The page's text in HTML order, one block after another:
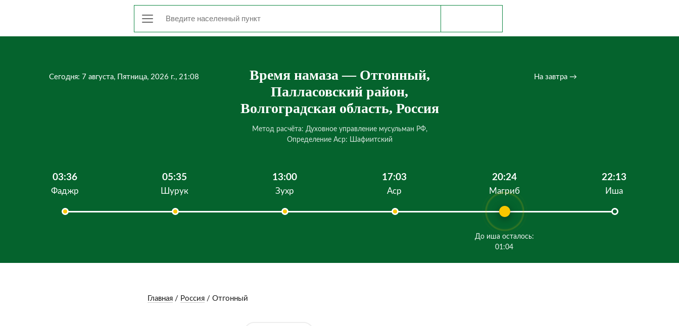
Сегодня: 7 августа, Пятница, 2026 г., 21:08
Время намаза — Отгонный,
Палласовский район,
Волгоградская область, Россия
Метод расчёта: Духовное управление мусульман РФ,
Определение Аср: Шафиитский
На завтра →
03:36
Фаджр
05:35
Шурук
13:00
Зухр
17:03
Аср
20:24
Магриб
До иша осталось:
01:04
22:13
Иша
Главная / Россия / Отгонный